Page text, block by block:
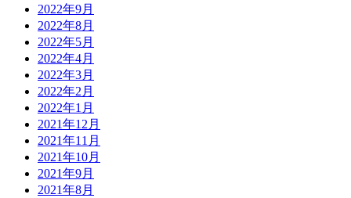
2022年9月
2022年8月
2022年5月
2022年4月
2022年3月
2022年2月
2022年1月
2021年12月
2021年11月
2021年10月
2021年9月
2021年8月